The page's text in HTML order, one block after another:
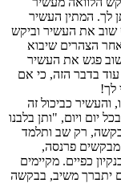
לך. המתין העשיר
שוב את העשיר וביקש
הצהרים שיבוא
פגש את העשיר
בדבר הזה, כי אם
לך!
והעשיר כביכול זה
יום ויום, "ותן בלבנו
רק שב ותלמד
מבקשים פרנסה,
כפיים. מקיימים
יתברך משיב, בבקשה